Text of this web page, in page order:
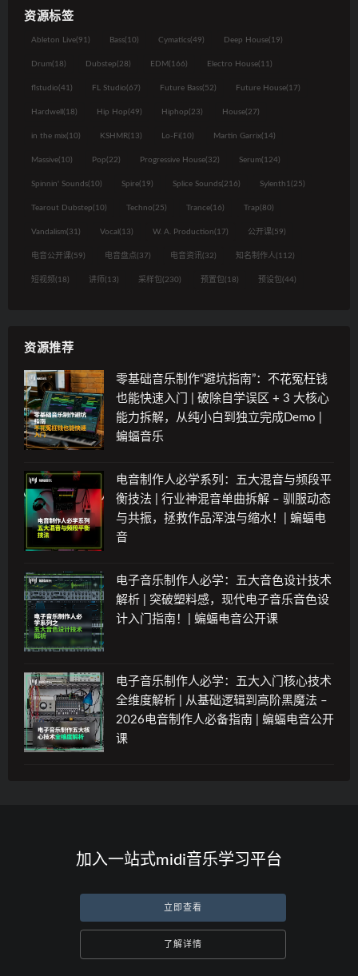
资源标签
Ableton Live(91) Bass(10) Cymatics(49) Deep House(19)
Drum(18) Dubstep(28) EDM(166) Electro House(11)
flstudio(41) FL Studio(67) Future Bass(52) Future House(17)
Hardwell (18) Hip Hop(49) Hiphop(23) House(27)
in the mix(10) KSHMR(13) Lo-Fi(10) Martin Garrix(14)
Massive(10) Pop(22) Progressive House(32) Serum(124)
Spinnin' Sounds(10) Spire(19) Splice Sounds(216) Sylenth1 (25)
Tearout Dubstep(10) Techno(25) Trance(16) Trap(80)
Vandalism(31) Vocal (13) W. A. Production(17) 公开课(59)
电音公开课(59) 电音盘点 (37) 电音资讯 (32) 知名制作人 (112)
短视频 (18) 讲师(13) 采样包(230) 预置包(18) 预设包(44)
资源推荐
零基础音乐制作“避坑指南”：不花冤枉钱
也能快速入门 | 破除自学误区 + 3 大核心
能力拆解，从纯小白到独立完成Demo |
蝙蝠音乐
电音制作人必学系列：五大混音与频段平
衡技法 | 行业神混音单曲拆解 – 驯服动态
与共振，拯救作品浑浊与缩水！| 蝙蝠电
音
电子音乐制作人必学：五大音色设计技术
解析 | 突破塑料感，现代电子音乐音色设
计入门指南！| 蝙蝠电音公开课
电子音乐制作人必学：五大入门核心技术
全维度解析 | 从基础逻辑到高阶黑魔法 –
2026电音制作人必备指南 | 蝙蝠电音公开
课
加入一站式midi音乐学习平台
立即查看
了解详情